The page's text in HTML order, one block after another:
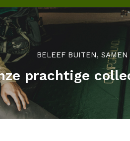
BELEEF BUITEN,
prachtige